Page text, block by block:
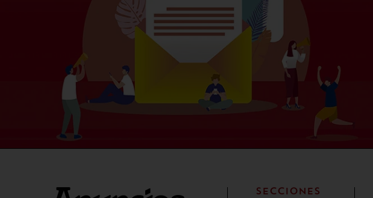
SECCIONES